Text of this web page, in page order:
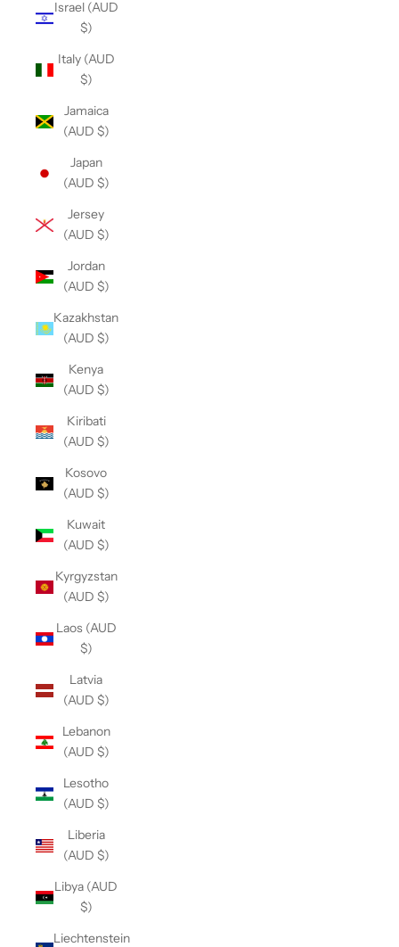
Israel (AUD
$)
Italy (AUD
$)
Jamaica
(AUD $)
Japan
(AUD $)
Jersey
(AUD $)
Jordan
(AUD $)
Kazakhstan
(AUD $)
Kenya
(AUD $)
Kiribati
(AUD $)
Kosovo
(AUD $)
Kuwait
(AUD $)
Kyrgyzstan
(AUD $)
Laos (AUD
$)
Latvia
(AUD $)
Lebanon
(AUD $)
Lesotho
(AUD $)
Liberia
(AUD $)
Libya (AUD
$)
Liechtenstein